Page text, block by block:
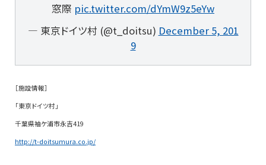
窓際 pic.twitter.com/dYmW9z5eYw
— 東京ドイツ村 (@t_doitsu) December 5, 201
9
［施設情報］
「東京ドイツ村」
千葉県袖ケ浦市永吉419
http://t-doitsumura.co.jp/